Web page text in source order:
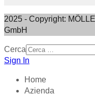
2025 - Copyright:
GmbH
Cerca
Sign In
Home
Azienda